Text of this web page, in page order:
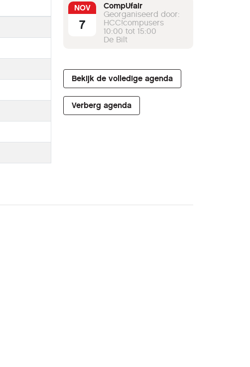
NOV
7
CompUfair
Georganiseerd door:
HCC!compusers
10:00 tot 15:00
De Bilt
Bekijk de volledige agenda
Verberg agenda